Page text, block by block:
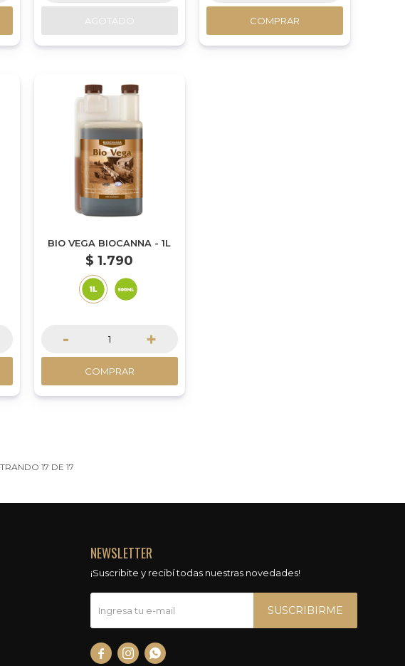
AGOTADO COMPRAR
BIO VEGA BIOCANNA - 1L
$ 1.790
- +
COMPRAR
17 DE17
NEWSLETTER
¡Suscribite y recibí todas nuestras novedades!
SUSCRIBIRME
  